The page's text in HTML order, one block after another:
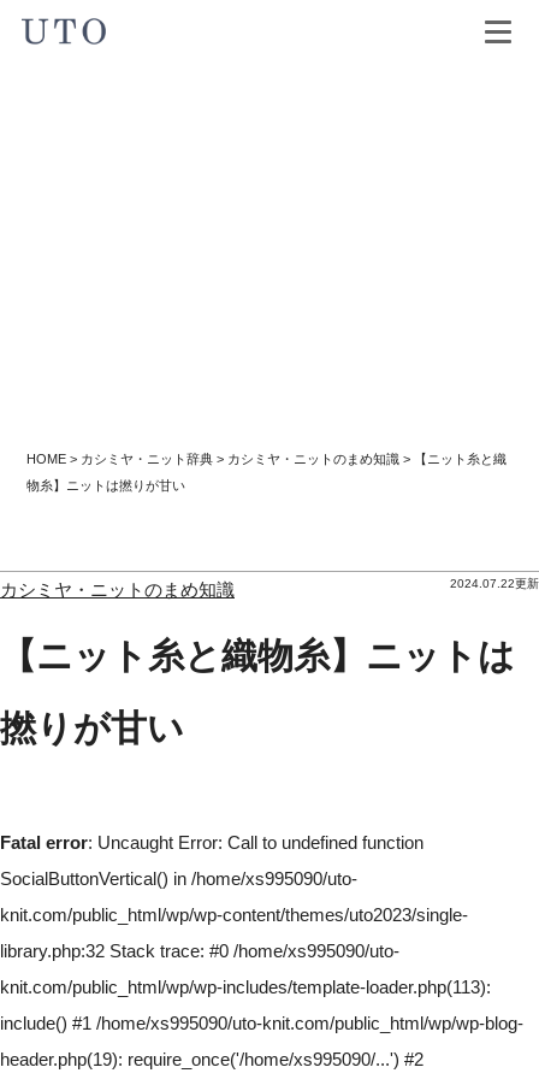
HOME > カシミヤ・ニット辞典 > カシミヤ・ニットのまめ知識 >
【ニット糸と織
物糸】ニットは撚りが甘い
2024.07.22更新
カシミヤ・ニットのまめ知識
【ニット糸と織物糸】ニットは
撚りが甘い
Fatal error: Uncaught Error: Call to undefined function
SocialButtonVertical() in /home/xs995090/uto-
knit.com/public_html/wp/wp-content/themes/uto2023/single-
library.php:32 Stack trace: #0 /home/xs995090/uto-
knit.com/public_html/wp/wp-includes/template-loader.php(113):
include() #1 /home/xs995090/uto-knit.com/public_html/wp/wp-blog-
header.php(19): require_once('/home/xs995090/...') #2